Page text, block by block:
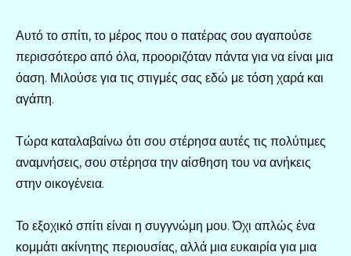
Αυτό το σπίτι, το μέρος που ο πατέρας σου αγαπούσε
περισσότερο από όλα, προοριζόταν πάντα για να είναι μια
όαση. Μιλούσε για τις στιγμές σας εδώ με τόση χαρά και
αγάπη.
Τώρα καταλαβαίνω ότι σου στέρησα αυτές τις πολύτιμες
αναμνήσεις, σου στέρησα την αίσθηση του να ανήκεις
στην οικογένεια.
Το εξοχικό σπίτι είναι η συγγνώμη μου. Όχι απλώς ένα
κομμάτι ακίνητης περιουσίας, αλλά μια ευκαιρία για μια